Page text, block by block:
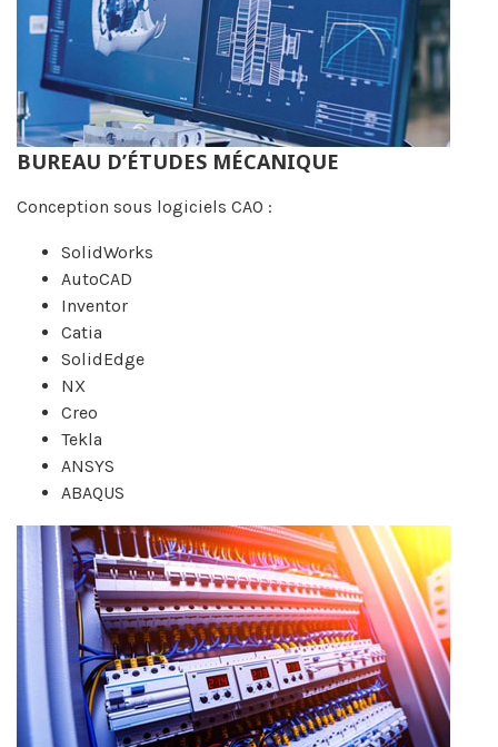
BUREAU D’ÉTUDES MÉCANIQUE
Conception sous logiciels CAO :
SolidWorks
AutoCAD
Inventor
Catia
SolidEdge
NX
Creo
Tekla
ANSYS
ABAQUS